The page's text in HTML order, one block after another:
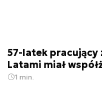
57-latek pracujący
Latami miał
1 min.